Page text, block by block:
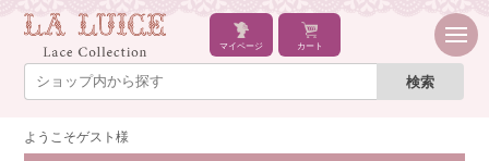
マイページ カート
ようこそゲスト様